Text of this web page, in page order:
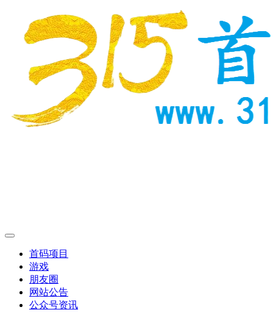
首码项目
游戏
朋友圈
网站公告
公众号资讯